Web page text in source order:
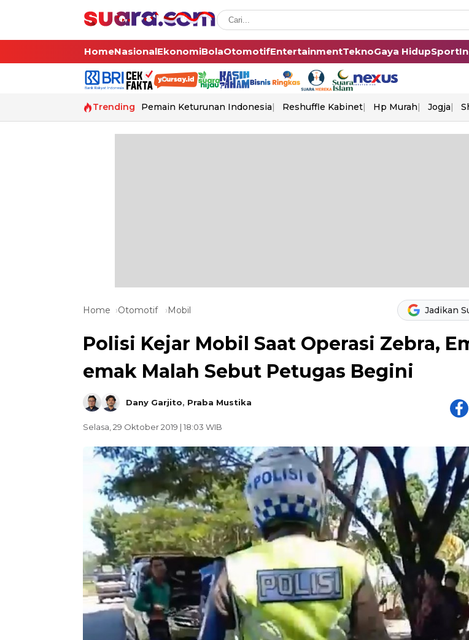
HomeNasionalEkonomiBolaOtomotifEntertainmentTeknoGaya HidupSport
Trending Pemain Keturunan Indonesia Reshuffle Kabinet Hp Murah Jogja
Home Otomotif Mobil Jadikan
Polisi Kejar Mobil Saat Operasi Zebra,
emak Malah Sebut Petugas Begini
Dany Garjito, Praba Mustika
Selasa, 29 Oktober 2019 | 18:03 WIB